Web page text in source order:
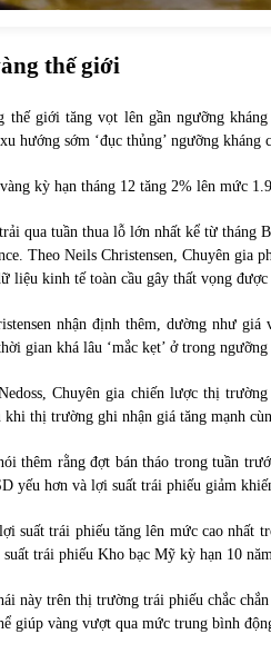
thế giới
thế giới tăng vọt lên gần ngưỡng
hướng sớm ‘đục thủng’ ngưỡng kháng
kỳ hạn tháng 12 tăng 2% lên mức
qua tuần thua lỗ lớn nhất kể từ tháng
Theo Neils Christensen, Chuyên gia
liệu kinh tế toàn cầu gây thất vọng được
nhận định thêm, dường như
gian khá lâu ‘mắc kẹt’ ở trong
Chuyên gia chiến lược thị
khi thị trường ghi nhận giá tăng mạnh
thêm rằng đợt bán tháo trong tuần
yếu hơn và lợi suất trái phiếu giảm
suất trái phiếu tăng lên mức cao nhất
trái phiếu Kho bạc Mỹ kỳ hạn 10
này trên thị trường trái phiếu chắc
giúp vàng vượt qua mức trung bình